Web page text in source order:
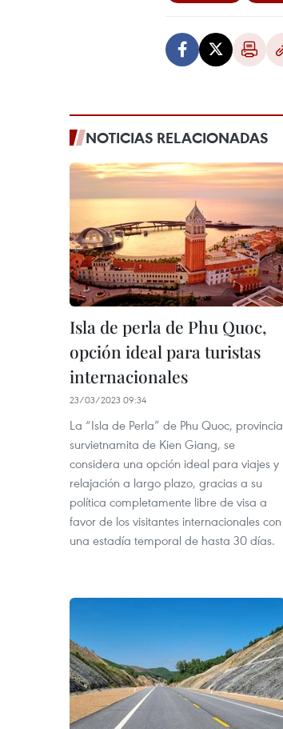
NOTICIAS RELACIONADAS
Isla de perla de Phu Quoc,
opción ideal para turistas
internacionales
23/03/2023 09:34
La “Isla de Perla” de Phu Quoc, provincia
survietnamita de Kien Giang, se
considera una opción ideal para viajes y
relajación a largo plazo, gracias a su
política completamente libre de visa a
favor de los visitantes internacionales con
una estadía temporal de hasta 30 días.